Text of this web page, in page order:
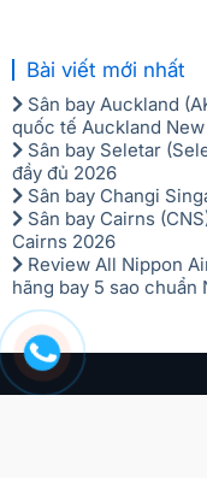
Bài viết mới nhất
Sân bay Auckland
quốc tế Auckland New
Sân bay Seletar
đầy đủ 2026
Sân bay Changi
Sân bay Cairns
Cairns 2026
Review All Nippon
hãng bay 5 sao chuẩn